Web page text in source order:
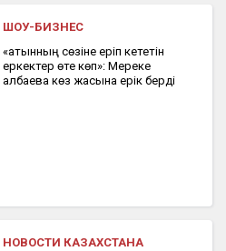
ШОУ-БИЗНЕС
«Қатынның сөзіне еріп кететін
еркектер өте көп»: Мереке
Қалбаева көз жасына ерік берді
НОВОСТИ КАЗАХСТАНА